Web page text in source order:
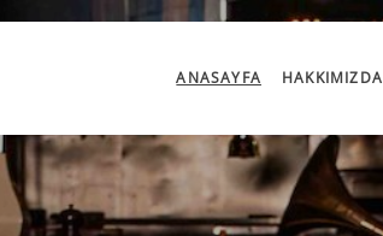
ANASAYFA HAKKIMIZDA